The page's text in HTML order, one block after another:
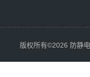
版权所有©2026 防静